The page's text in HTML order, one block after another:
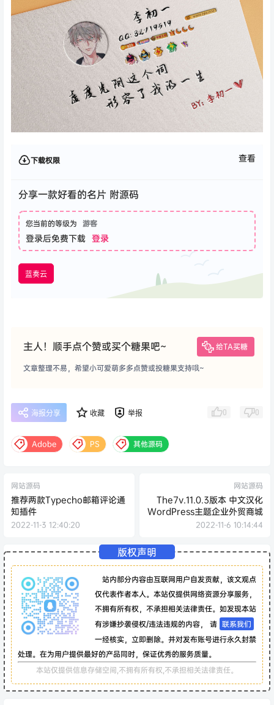
下载权限 查看
分享一款好看的名片 附源码
您当前的等级为 游客
登录后免费下载 登录
蓝奏云
主人！顺手点个赞或买个糖果吧~ 给TA买糖
文章整理不易，希望小可爱萌多多点赞或投糖果支持哦~
海报分享 收藏 举报 0 0
Adobe PS 其他源码
网站源码
推荐两款Typecho邮箱评论通
知插件
2022-11-3 12:40:20
网站源码
The7v.11.0.3版本 中文汉化
WordPress主题企业外贸商城
2022-11-6 10:14:44
版权声明
站内部分内容由互联网用户自发贡献，该文观点
仅代表作者本人。本站仅提供网络资源分享服务，
不拥有所有权，不承担相关法律责任。如发现本站
有涉嫌抄袭侵权/违法违规的内容， 请 联系我们
一经核实，立即删除。并对发布账号进行永久封禁
处理。在为用户提供最好的产品同时，保证优秀的服务质量。
本站仅提供信息存储空间,不拥有所有权,不承担相关法律责任。